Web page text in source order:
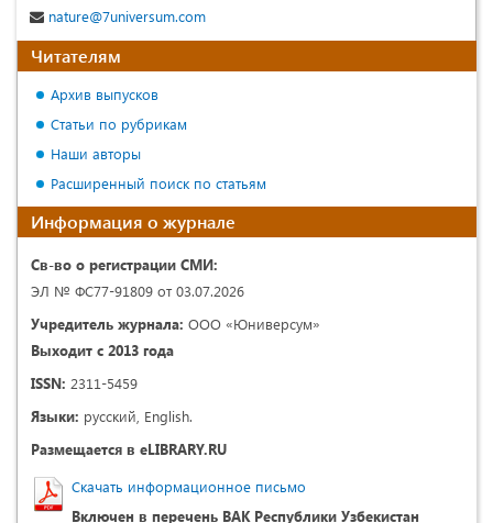
nature@7universum.com
Читателям
Архив выпусков
Статьи по рубрикам
Наши авторы
Расширенный поиск по статьям
Информация о журнале
Св-во о регистрации СМИ:
ЭЛ № ФС77-91809 от 03.07.2026
Учредитель журнала: ООО «Юниверсум»
Выходит с 2013 года
ISSN: 2311-5459
Языки: русский, English.
Размещается в eLIBRARY.RU
Скачать информационное письмо
Включен в перечень ВАК Республики Узбекистан